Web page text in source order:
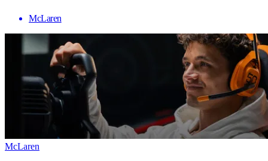
McLaren
McLaren